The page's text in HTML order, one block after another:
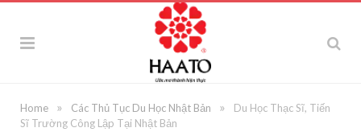
Home » Các Thủ Tục Du Học Nhật Bản »
Du Học Thạc Sĩ, Tiến
Sĩ Trường Công Lập Tại Nhật Bản